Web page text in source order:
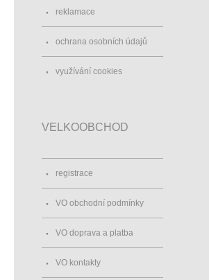
reklamace
ochrana osobních údajů
využívání cookies
VELKOOBCHOD
registrace
VO obchodní podmínky
VO doprava a platba
VO kontakty